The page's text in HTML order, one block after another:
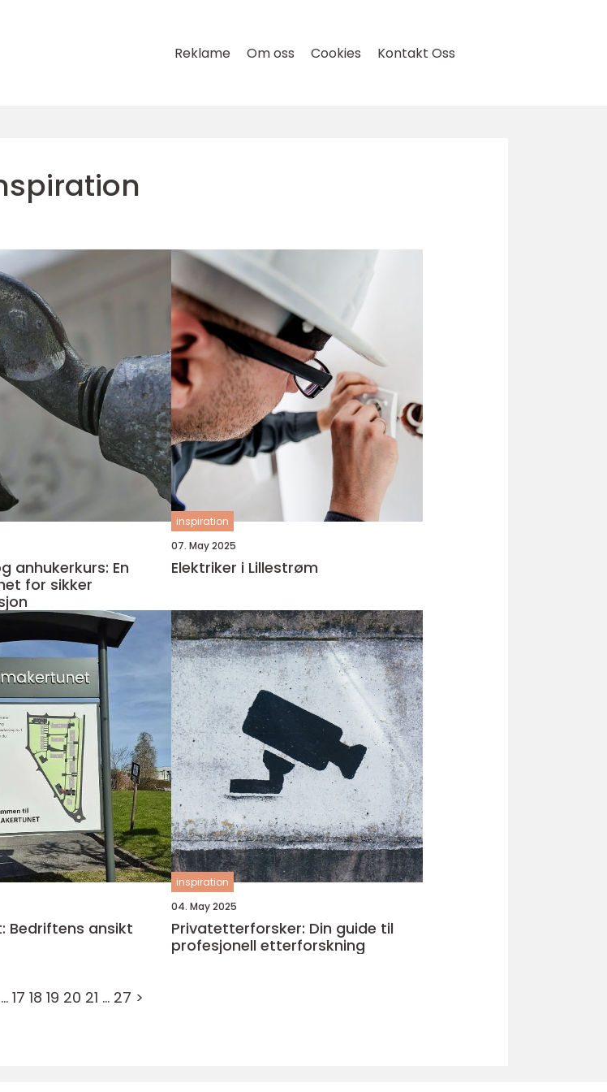
Reklame Om oss Cookies Kontakt Oss
anhukerkurs: En
for sikker
inspiration
07. May 2025
Elektriker i Lillestrøm
Bedriftens ansikt
inspiration
04. May 2025
Privatetterforsker: Din guide til
profesjonell etterforskning
… 17 18 19 20 21 … 27 >